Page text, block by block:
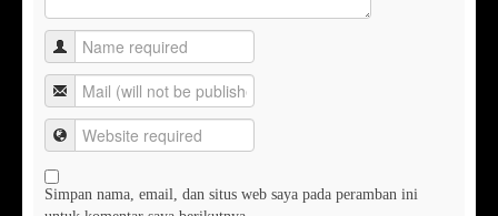
Simpan nama, email, dan situs web saya pada peramban ini